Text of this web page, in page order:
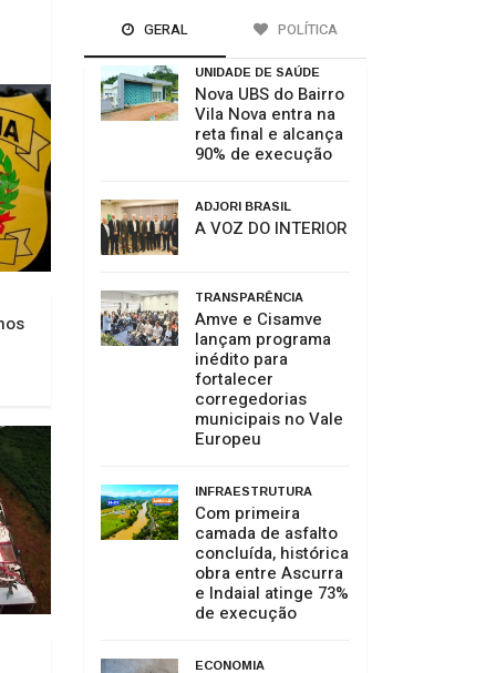
GERAL POLÍTICA
UNIDADE DE SAÚDE
Nova UBS do Bairro
Vila Nova entra na
reta final e alcança
90% de execução
ADJORI BRASIL
A VOZ DO INTERIOR
TRANSPARÊNCIA
Amve e Cisamve
lançam programa
inédito para
fortalecer
corregedorias
municipais no Vale
Europeu
INFRAESTRUTURA
Com primeira
camada de asfalto
concluída, histórica
obra entre Ascurra
e Indaial atinge 73%
de execução
ECONOMIA